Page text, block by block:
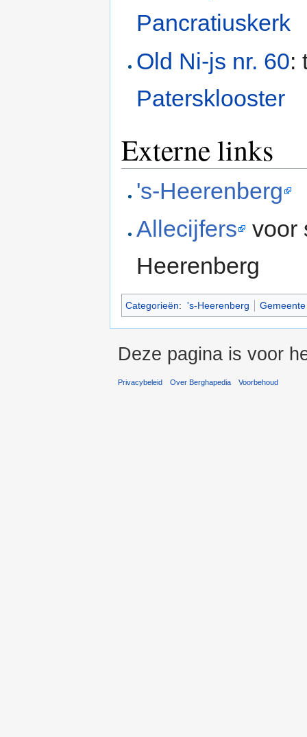
Pancratiuskerk
Old Ni-js nr. 60:
Patersklooster
Externe links
's-Heerenberg
Allecijfers
voor
Heerenberg
Categorieën: 's-Heerenberg
Deze pagina is voor
Privacybeleid Over Berghapedia Voorbehoud